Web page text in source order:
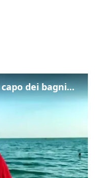
Tuffi dai pontili a Jesolo, il capo dei bagnini: "L'impegno di tutti per evitare altre tragedie"